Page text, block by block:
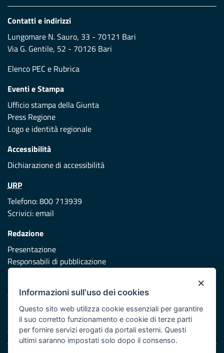
Contatti e indirizzi
Lungomare N. Sauro, 33 - 70121 Bari
Via G. Gentile, 52 - 70126 Bari
Elenco PEC e Rubrica
Eventi e Stampa
Ufficio stampa della Giunta
Press Regione
Logo e identità regionale
Accessibilità
Dichiarazione di accessibilità
URP
Telefono: 800 713939
Scrivici:email
Redazione
Presentazione
Responsabili di pubblicazione
Vai al sito di Protezione Civile Puglia
Iniziativa finanziata con risorse del POR Puglia 2014/2020 -
Asse XI
×
Informazioni sull'uso dei cookies
Questo sito web utilizza cookie essenziali per garantire
il suo corretto funzionamento e cookie di terze parti
per fornire servizi erogati da portali esterni. Questi
ultimi saranno impostati solo dopo il consenso.